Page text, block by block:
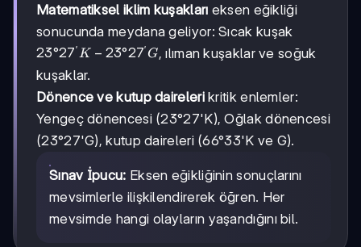
Matematiksel iklim kuşakları eksen eğikliği
sonucunda meydana geliyor: Sıcak kuşak
23°27'K
-
23°27'G
23°27′K − 23°27′G, ılıman kuşaklar ve soğuk
kuşaklar.
Dönence ve kutup dairelerikritik enlemler:
Yengeç dönencesi (23°27'K), Oğlak dönencesi
(23°27'G), kutup daireleri (66°33'K ve G).
Sınav İpucu: Eksen eğikliğinin sonuçlarını
mevsimlerle ilişkilendirerek öğren. Her
mevsimde hangi olayların yaşandığını bil.